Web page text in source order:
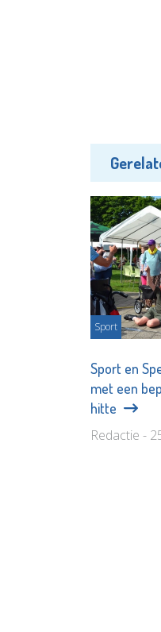
Sport
Sport en
met een
hitte
Redactie -